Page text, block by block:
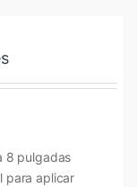
8 pulgadas
para aplicar